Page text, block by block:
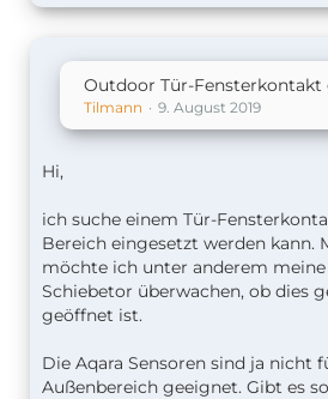
Outdoor Tür-Fensterkontakt
Tilmann 9. August 2019
Hi,
ich suche einem Tür-
Bereich eingesetzt werden kann.
möchte ich unter anderem
Schiebetor überwachen, ob dies
geöffnet ist.
Die Aqara Sensoren sind ja nicht
Außenbereich geeignet. Gibt es